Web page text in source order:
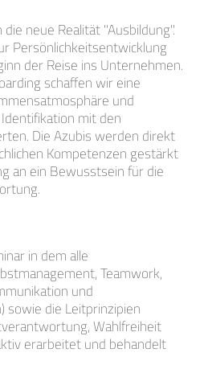
neue Realität "Ausbildung".
Persönlichkeitsentwicklung
der Reise ins Unternehmen.
schaffen wir eine
und
mit den
Die Azubis werden direkt
Kompetenzen gestärkt
an ein Bewusstsein für die
in dem alle
Teamwork,
und
sowie die Leitprinzipien
Wahlfreiheit
erarbeitet und behandelt